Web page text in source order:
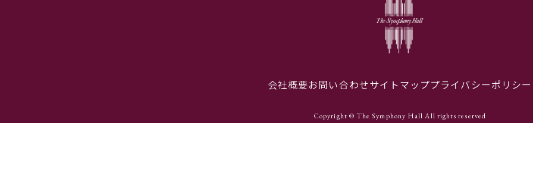
会社概要お問い合わせサイトマッププライバシーポリシー
Copyright © The Symphony Hall All rights reserved